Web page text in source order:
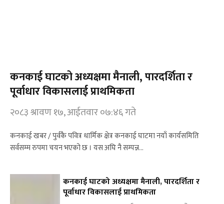
कनकाई घाटको अध्यक्षमा मैनाली, पारदर्शिता र
पूर्वाधार विकासलाई प्राथमिकता
२०८३ श्रावण १७, आईतवार ०७:४६ गते
कनकाई खबर / पुर्वकै पवित्र धार्मिक क्षेत्र कनकाई घाटमा नयाँ कार्यसमिति
सर्वसम्म रुपमा चयन भएको छ । यस अघि नै सम्पन्न…
कनकाई घाटको अध्यक्षमा मैनाली, पारदर्शिता र
पूर्वाधार विकासलाई प्राथमिकता